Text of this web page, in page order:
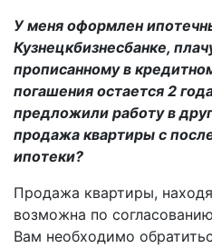
У меня оформлен
Кузнецкбизнесбанке,
прописанному в
погашения остается 2
предложили работу в
продажа квартиры с
ипотеки?
Продажа квартиры,
возможна по
Вам необходимо